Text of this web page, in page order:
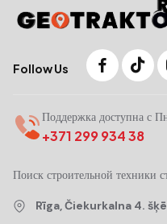
Follow Us
Поддержка доступна с
+371 299 934 38
Поиск строительной техники
Rīga, Čiekurkalna 4.